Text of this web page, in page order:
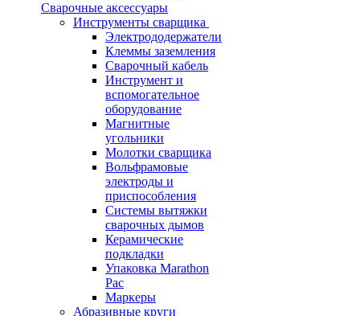
Сварочные аксессуары
Инструменты сварщика
Электрододержатели
Клеммы заземления
Сварочный кабель
Инструмент и
вспомогательное
оборудование
Магнитные
угольники
Молотки сварщика
Вольфрамовые
электроды и
приспособления
Системы вытяжки
сварочных дымов
Керамические
подкладки
Упаковка Marathon
Pac
Маркеры
Абразивные круги